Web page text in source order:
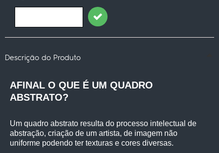
Descrição do Produto
AFINAL O QUE É UM QUADRO
ABSTRATO?
Um quadro abstrato resulta do processo intelectual de
abstração, criação de um artista, de imagem não
uniforme podendo ter texturas e cores diversas.